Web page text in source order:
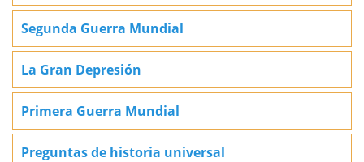
Segunda Guerra Mundial
La Gran Depresión
Primera Guerra Mundial
Preguntas de historia universal